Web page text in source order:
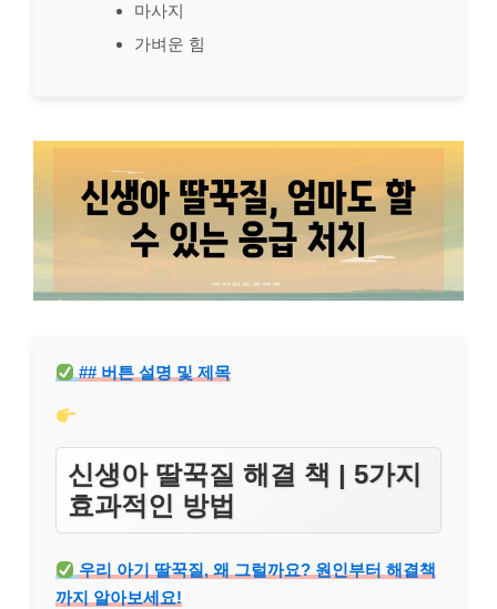
마사지
가벼운 힘
## 버튼 설명 및 제목
신생아 딸꾹질 해결 책 | 5가지
효과적인 방법
우리 아기 딸꾹질, 왜 그럴까요? 원인부터 해결책
까지 알아보세요!